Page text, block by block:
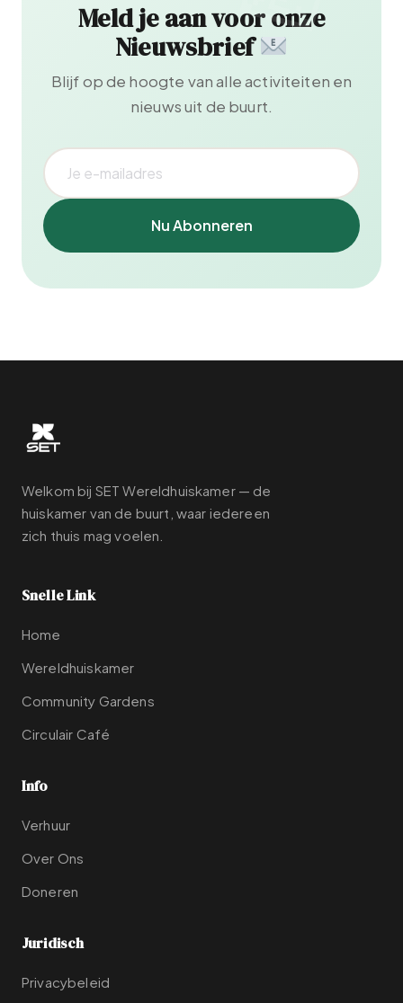
Meld je aan voor onze
Nieuwsbrief
Blijf op de hoogte van alle activiteiten en
nieuws uit de buurt.
Nu Abonneren
Welkom bij SET Wereldhuiskamer — de
huiskamer van de buurt, waar iedereen
zich thuis mag voelen.
Snelle Link
Home
Wereldhuiskamer
Community Gardens
Circulair Café
Info
Verhuur
Over Ons
Doneren
Juridisch
Privacybeleid